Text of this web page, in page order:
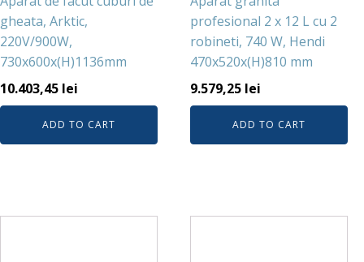
gheata, Arktic,
220V/900W,
730x600x(H)1136mm
10.403,45 lei
ADD TO CART
profesional 2 x 12 L cu 2
robineti, 740 W, Hendi
470x520x(H)810 mm
9.579,25 lei
ADD TO CART